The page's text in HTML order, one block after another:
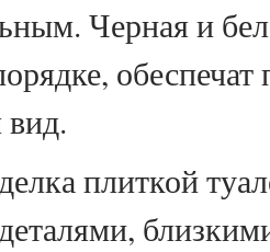
Черная и
плиткой